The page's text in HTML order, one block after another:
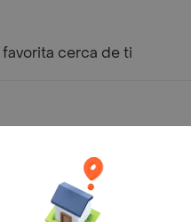
cerca de ti